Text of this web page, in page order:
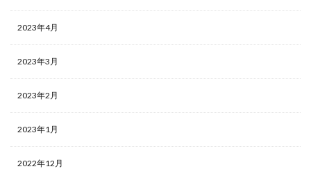
2023年4月
2023年3月
2023年2月
2023年1月
2022年12月